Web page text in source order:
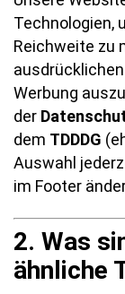
Technologien,
Reichweite zu
Werbung
der
dem TDDDG
Auswahl
im Footer
2. Was
ähnliche